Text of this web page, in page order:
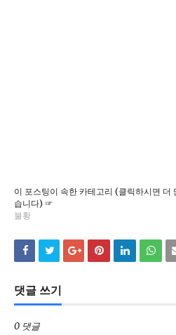
이 포스팅이 속한 카테고리 (클릭하시면 더
습니다) ☞
불황
댓글 쓰기
0 댓글